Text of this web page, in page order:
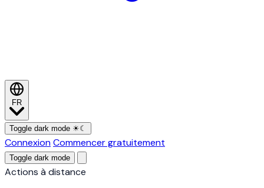
FR
Toggle dark mode ☀☾
ConnexionCommencer gratuitement
Toggle dark mode
Actions à distance